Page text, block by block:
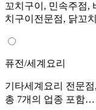
꼬치구이, 민속주점,
치구이전문점, 닭꼬
퓨전/세계요리
기타세계요리 전문
총 7개의 업종 포함…